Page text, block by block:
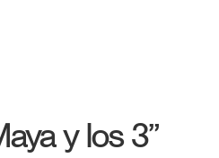
y los 3”